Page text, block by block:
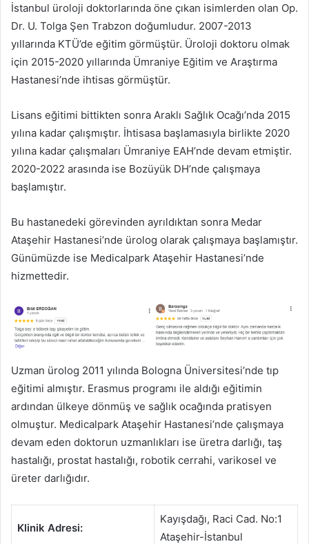
İstanbul üroloji doktorlarında öne çıkan isimlerden olan Op.
Dr. U. Tolga Şen Trabzon doğumludur. 2007-2013
yıllarında KTÜ’de eğitim görmüştür. Üroloji doktoru olmak
için 2015-2020 yıllarında Ümraniye Eğitim ve Araştırma
Hastanesi’nde ihtisas görmüştür.
Lisans eğitimi bittikten sonra Araklı Sağlık Ocağı’nda 2015
yılına kadar çalışmıştır. İhtisasa başlamasıyla birlikte 2020
yılına kadar çalışmaları Ümraniye EAH’nde devam etmiştir.
2020-2022 arasında ise Bozüyük DH’nde çalışmaya
başlamıştır.
Bu hastanedeki görevinden ayrıldıktan sonra Medar
Ataşehir Hastanesi’nde ürolog olarak çalışmaya başlamıştır.
Günümüzde ise Medicalpark Ataşehir Hastanesi’nde
hizmettedir.
Uzman ürolog 2011 yılında Bologna Üniversitesi’nde tıp
eğitimi almıştır. Erasmus programı ile aldığı eğitimin
ardından ülkeye dönmüş ve sağlık ocağında pratisyen
olmuştur. Medicalpark Ataşehir Hastanesi’nde çalışmaya
devam eden doktorun uzmanlıkları ise üretra darlığı, taş
hastalığı, prostat hastalığı, robotik cerrahi, varikosel ve
üreter darlığıdır.
Klinik Adresi:
Kayışdağı, Raci Cad. No:1
Ataşehir-İstanbul